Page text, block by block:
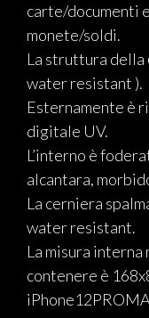
carte/documenti
monete/soldi.
La struttura della
water resistant ).
Esternamente è
digitale UV.
L’interno è
alcantara,
La cerniera
water resistant.
La misura
contenere è